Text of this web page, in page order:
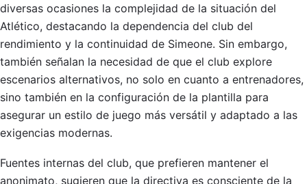
diversas ocasiones la complejidad de la situación del
Atlético, destacando la dependencia del club del
rendimiento y la continuidad de Simeone. Sin embargo,
también señalan la necesidad de que el club explore
escenarios alternativos, no solo en cuanto a entrenadores,
sino también en la configuración de la plantilla para
asegurar un estilo de juego más versátil y adaptado a las
exigencias modernas.
Fuentes internas del club, que prefieren mantener el
anonimato, sugieren que la directiva es consciente de la